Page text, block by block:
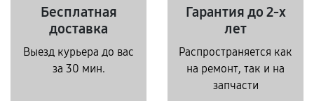
Бесплатная
доставка
Выезд курьера до вас
за 30 мин.
Гарантия до 2-х
лет
Распространяется как
на ремонт, так и на
запчасти